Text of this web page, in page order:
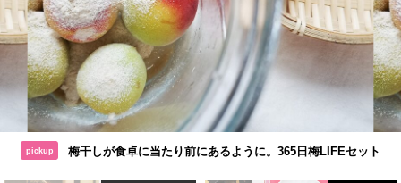
pickup 梅干しが食卓に当たり前にあるように。365日梅LIFEセット